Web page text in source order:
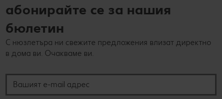
абонирайте се за нашия
бюлетин
С нюзлетъра ни свежите предложения влизат директно
в дома ви. Очакваме ви.